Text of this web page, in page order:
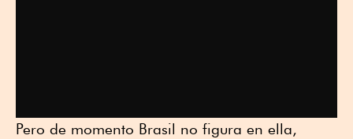
Pero de momento Brasil no figura en ella,